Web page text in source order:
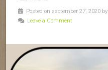
Posted on september 27, 2020 by
Leave a Comment